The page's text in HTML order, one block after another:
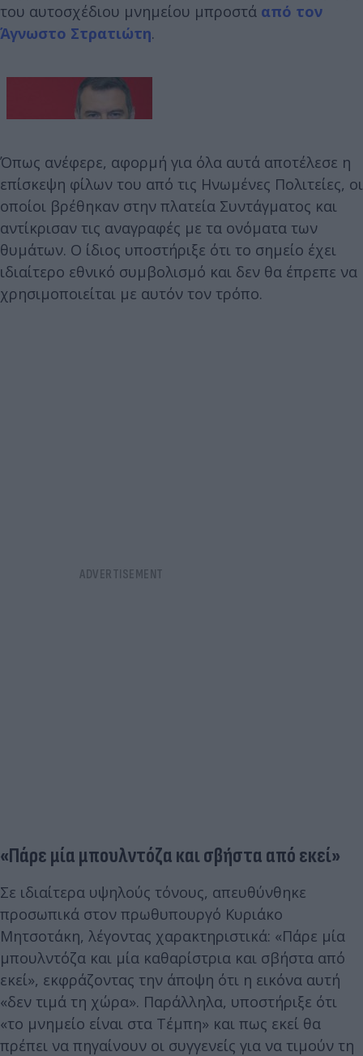
του αυτοσχέδιου μνημείου μπροστά από τον
Άγνωστο Στρατιώτη.
Όπως ανέφερε, αφορμή για όλα αυτά αποτέλεσε η
επίσκεψη φίλων του από τις Ηνωμένες Πολιτείες, οι
οποίοι βρέθηκαν στην πλατεία Συντάγματος και
αντίκρισαν τις αναγραφές με τα ονόματα των
θυμάτων. Ο ίδιος υποστήριξε ότι το σημείο έχει
ιδιαίτερο εθνικό συμβολισμό και δεν θα έπρεπε να
χρησιμοποιείται με αυτόν τον τρόπο.
«Πάρε μία μπουλντόζα και σβήστα από εκεί»
Σε ιδιαίτερα υψηλούς τόνους, απευθύνθηκε
προσωπικά στον πρωθυπουργό Κυριάκο
Μητσοτάκη, λέγοντας χαρακτηριστικά: «Πάρε μία
μπουλντόζα και μία καθαρίστρια και σβήστα από
εκεί», εκφράζοντας την άποψη ότι η εικόνα αυτή
«δεν τιμά τη χώρα». Παράλληλα, υποστήριξε ότι
«το μνημείο είναι στα Τέμπη» και πως εκεί θα
πρέπει να πηγαίνουν οι συγγενείς για να τιμούν τη